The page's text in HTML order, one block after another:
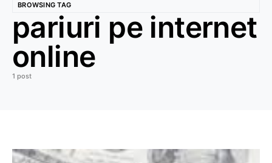
BROWSING TAG
pariuri pe internet
online
1 post